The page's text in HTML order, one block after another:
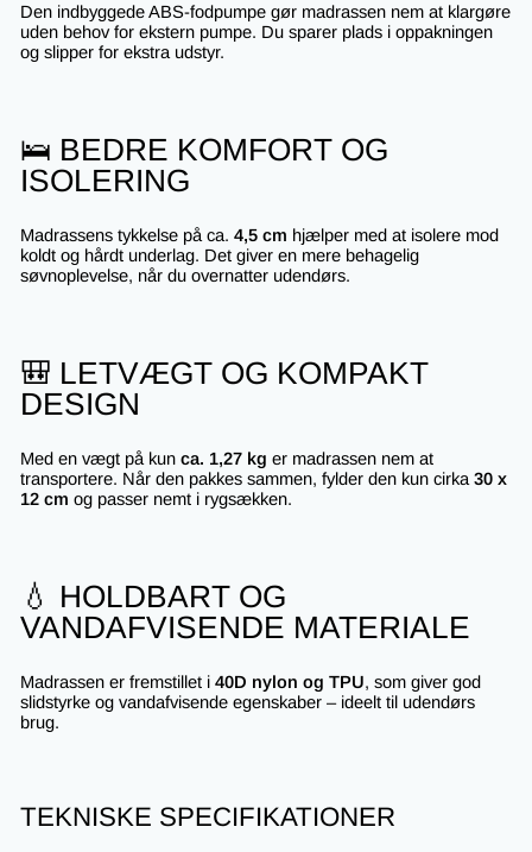
Den indbyggede ABS-fodpumpe gør madrassen nem at klargøre
uden behov for ekstern pumpe. Du sparer plads i oppakningen
og slipper for ekstra udstyr.
🛌 BEDRE KOMFORT OG
ISOLERING
Madrassens tykkelse på ca. 4,5 cm hjælper med at isolere mod
koldt og hårdt underlag. Det giver en mere behagelig
søvnoplevelse, når du overnatter udendørs.
🎒 LETVÆGT OG KOMPAKT
DESIGN
Med en vægt på kun ca. 1,27 kg er madrassen nem at
transportere. Når den pakkes sammen, fylder den kun cirka 30 x
12 cm og passer nemt i rygsækken.
💧 HOLDBART OG
VANDAFVISENDE MATERIALE
Madrassen er fremstillet i 40D nylon og TPU, som giver god
slidstyrke og vandafvisende egenskaber – ideelt til udendørs
brug.
TEKNISKE SPECIFIKATIONER